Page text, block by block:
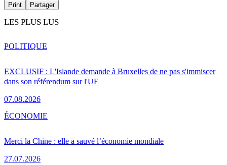
Print Partager
LES PLUS LUS
EXCLUSIF : L'Islande demande à Bruxelles de ne pas s'immiscer
dans son référendum sur l'UE
07.08.2026
POLITIQUE
Merci la Chine : elle a sauvé l’économie mondiale
27.07.2026
ÉCONOMIE